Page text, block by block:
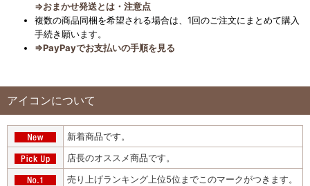
⇒おまかせ発送とは・注意点
複数の商品同梱を希望される場合は、1回のご注文にまとめて購入
手続き願います。
⇒PayPayでお支払いの手順を見る
アイコンについて
新着商品です。
店長のオススメ商品です。
売り上げランキング上位5位までこのマークがつきます。